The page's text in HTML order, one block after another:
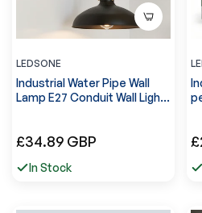
LEDSONE
Industrial Water Pipe Wall
Lamp E27 Conduit Wall Light
Normale
£34.89 GBP
In Stock